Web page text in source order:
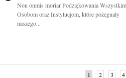
Non onmis moriar Podziękowania Wszystkim
Osobom oraz Instytucjom, które pożegnały
naszego...
1 2 3 4